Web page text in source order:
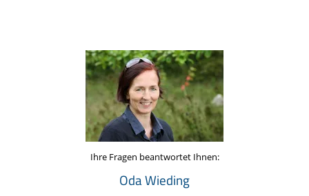
Ihre Fragen beantwortet Ihnen:
Oda Wieding